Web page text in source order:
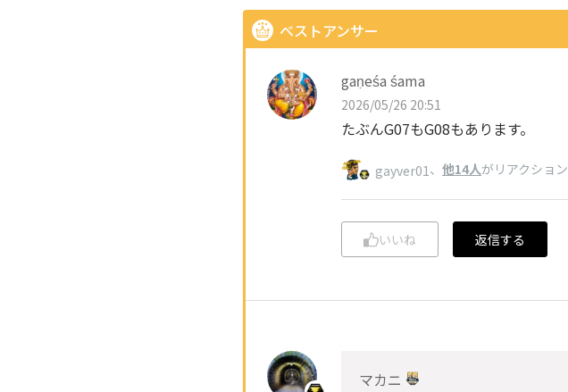
ベストアンサー
gaṇeśa śama
2026/05/26 20:51
たぶんG07もG08もあります。
gayver01 、 他14人がリアクション
いいね 返信する
マカニ